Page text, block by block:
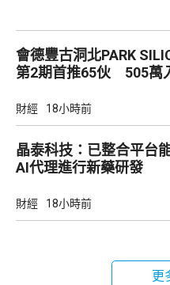
會德豐古洞北PARK
第2期首推65伙 505萬
財經 18小時前
晶泰科技：已整合平台
AI代理進行新藥研發
財經 18小時前
更